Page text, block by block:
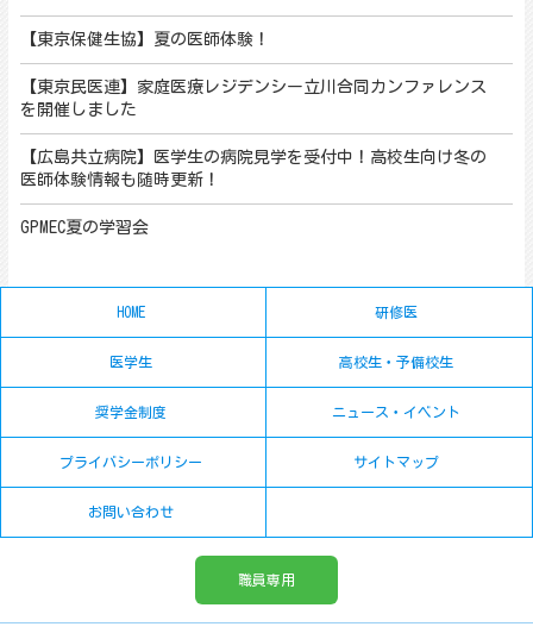
【東京保健生協】夏の医師体験！
【東京民医連】家庭医療レジデンシー立川合同カンファレンス
を開催しました
【広島共立病院】医学生の病院見学を受付中！高校生向け冬の
医師体験情報も随時更新！
GPMEC夏の学習会
HOME 研修医
医学生 高校生・予備校生
奨学金制度 ニュース・イベント
プライバシーポリシー サイトマップ
お問い合わせ
職員専用